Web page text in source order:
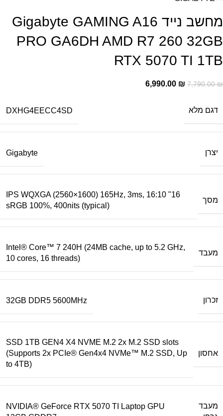
מחשב נייד Gigabyte GAMING A16
PRO GA6DH AMD R7 260 32GB
RTX 5070 TI 1TB
7,790.00₪
6,990.00 ₪
דגם מלא DXHG4EECC4SD
יצרן Gigabyte
מסך
16" 16:10 IPS WQXGA (2560×1600) 165Hz, 3ms,
sRGB 100%, 400nits (typical)
מעבד
Intel® Core™ 7 240H (24MB cache, up to 5.2 GHz,
10 cores, 16 threads)
זכרון 32GB DDR5 5600MHz
אחסון
SSD 1TB GEN4 X4 NVME M.2 2x M.2 SSD slots
(Supports 2x PCIe® Gen4x4 NVMe™ M.2 SSD, Up
to 4TB)
מעבד
NVIDIA® GeForce RTX 5070 TI Laptop GPU